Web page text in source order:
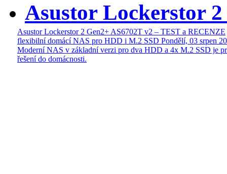
Asustor Lockerstor
Asustor Lockerstor 2 Gen2+ AS6702T v2 – TEST a RECENZE
flexibilní domácí NAS pro HDD i M.2 SSD Pondělí, 03 srpen
Moderní NAS v základní verzi pro dva HDD a 4x M.2 SSD je
řešení do domácnosti.